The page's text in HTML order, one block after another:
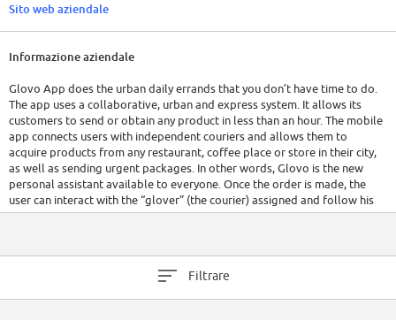
Sito web aziendale
Informazione aziendale
Glovo App does the urban daily errands that you don’t have time to do.
The app uses a collaborative, urban and express system. It allows its
customers to send or obtain any product in less than an hour. The mobile
app connects users with independent couriers and allows them to
acquire products from any restaurant, coffee place or store in their city,
as well as sending urgent packages. In other words, Glovo is the new
personal assistant available to everyone. Once the order is made, the
user can interact with the “glover” (the courier) assigned and follow his
GPS position in real time.
Filtrare